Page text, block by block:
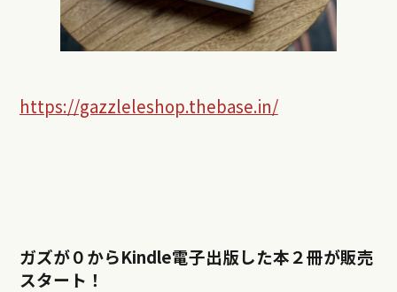
https://gazzleleshop.thebase.in/
ガズが０からKindle電子出版した本２冊が販売
スタート！